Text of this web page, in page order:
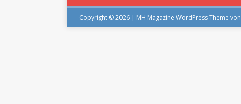
Copyright © 2026 | MH Magazine WordPress Theme von